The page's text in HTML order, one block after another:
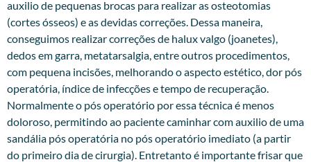
auxilio de pequenas brocas para realizar as osteotomias
(cortes ósseos) e as devidas correções. Dessa maneira,
conseguimos realizar correções de halux valgo (joanetes),
dedos em garra, metatarsalgia, entre outros procedimentos,
com pequena incisões, melhorando o aspecto estético, dor pós
operatória, índice de infecções e tempo de recuperação.
Normalmente o pós operatório por essa técnica é menos
doloroso, permitindo ao paciente caminhar com auxilio de uma
sandália pós operatória no pós operatório imediato (a partir
do primeiro dia de cirurgia). Entretanto é importante frisar que